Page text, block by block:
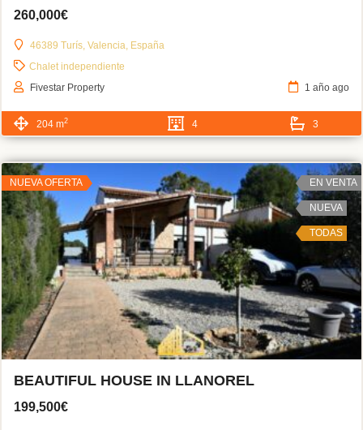
260,000€
46389 Turís, Valencia, España
Chalet independiente
Fivestar Property
1 año ago
204 m2 4 3
NUEVA OFERTA EN VENTA
NUEVA
TODAS
BEAUTIFUL HOUSE IN LLANOREL
199,500€